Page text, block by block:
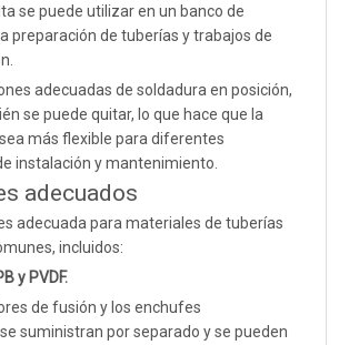
se puede utilizar en un banco de
preparación de tuberías y trabajos de
adecuadas de soldadura en posición,
se puede quitar, lo que hace que la
más flexible para diferentes
instalación y mantenimiento.
adecuados
es adecuada para materiales de tuberías
incluidos:
y PVDF.
de fusión y los enchufes
suministran por separado y se pueden